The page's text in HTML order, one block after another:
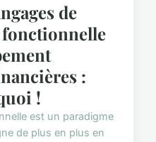
de
:
!
est un paradigme
de plus en plus en